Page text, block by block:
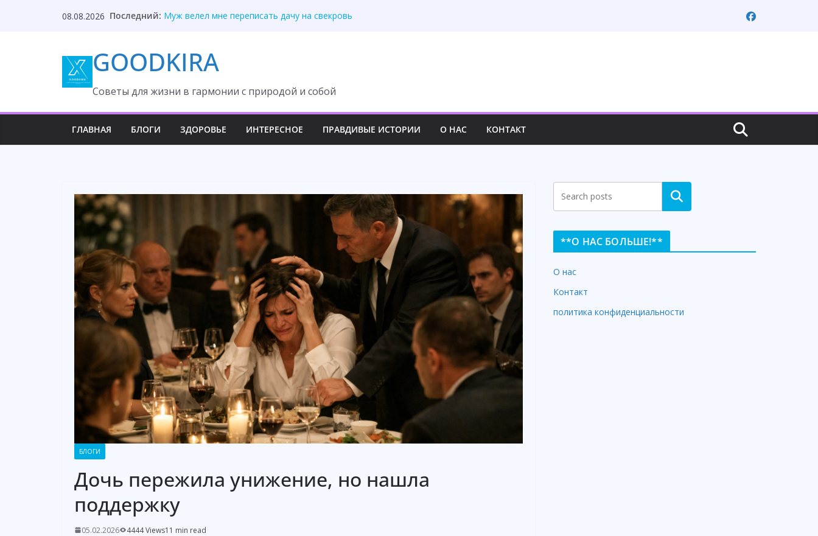
08.08.2026 Последний: Собираясь на дачу, Вика подслушала
Муж сказал, что квартира теперь нужна его
Уходи и не возвращайся, раз не можешь
GOODKIRA
Cоветы для жизни в гармонии с природой и собой
ГЛАВНАЯ БЛОГИ ЗДОРОВЬЕ ИНТЕРЕСНОЕ ПРАВДИВЫЕ ИСТОРИИ О НАС КОНТАКТ
БЛОГИ
Дочь пережила унижение, но нашла
поддержку
05.02.2026 4444 Views11 min read
Search
**О НАС БОЛЬШЕ!**
О нас
Контакт
политика конфиденциальности